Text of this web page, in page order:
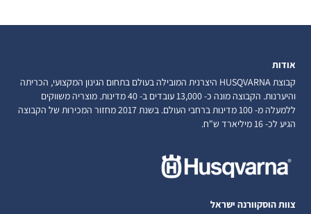
אודות
קבוצת HUSQVARNA היצרנית המובילה בעולם בתחום הגינון המקצועי, הכריתה
והיערנות. הקבוצה מונה כ- 13,000 עובדים ב- 40 מדינות. מוצריה משווקים
ללמעלה מ- 100 מדינות ברחבי העולם. בשנת 2017 מחזור המכירות של הקבוצה
הגיע לכ- 16 מיליארד ש"ח.
צוות הוסקוורנה ישראל